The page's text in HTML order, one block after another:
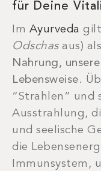
für Deine
Im Ayurveda gilt
Odschas aus)
Nahrung,
Lebensweise.
“Strahlen” und
Ausstrahlung,
und seelische
die
Immunsystem,